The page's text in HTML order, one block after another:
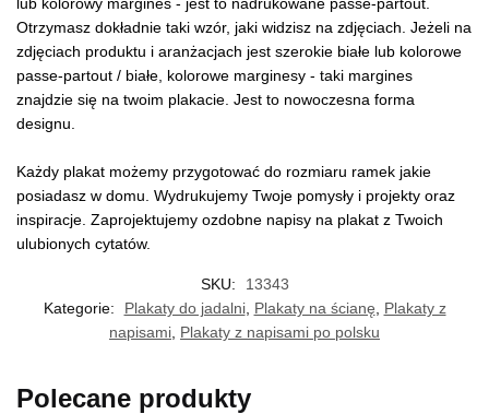
Otrzymasz dokładnie taki wzór, jaki widzisz na zdjęciach. Jeżeli na
zdjęciach produktu i aranżacjach jest szerokie białe lub kolorowe
passe-partout / białe, kolorowe marginesy - taki margines
znajdzie się na twoim plakacie. Jest to nowoczesna forma
designu.
Każdy plakat możemy przygotować do rozmiaru ramek jakie
posiadasz w domu. Wydrukujemy Twoje pomysły i projekty oraz
inspiracje. Zaprojektujemy ozdobne napisy na plakat z Twoich
ulubionych cytatów.
SKU:
13343
Kategorie:
Plakaty do jadalni, Plakaty na ścianę
Plakaty z
napisami Plakaty z napisami po polsku
Polecane produkty